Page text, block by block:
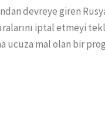
devreye giren
iptal etmeyi
ucuza mal olan bir